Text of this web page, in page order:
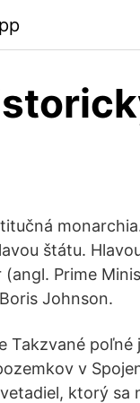
štátu.
(angl. Prime
Johnson.
Takzvané
v
ktorý sa